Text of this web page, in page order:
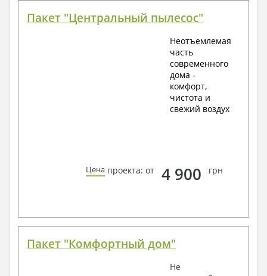
Пакет "Центральный пылесос"
Неотъемлемая
часть
современного
дома -
комфорт,
чистота и
свежий воздух
Цена проекта: от 4 900 грн
Пакет "Комфортный дом"
Не